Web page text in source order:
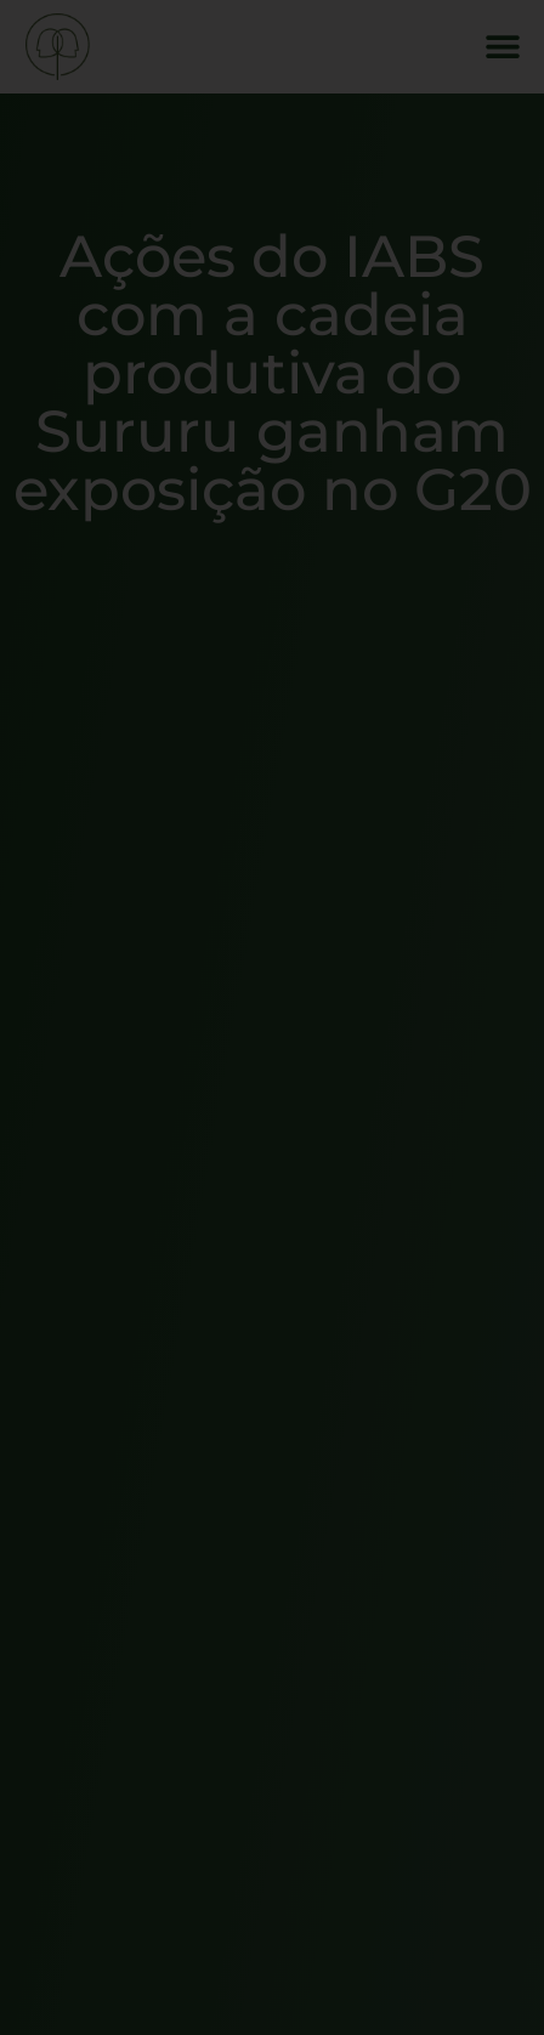
Ações do IABS
com a cadeia
produtiva do
Sururu ganham
exposição no G20